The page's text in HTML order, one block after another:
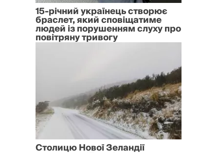
15-річний українець створює
браслет, який сповіщатиме
людей із порушенням слуху про
повітряну тривогу
Столицю Нової Зеландії